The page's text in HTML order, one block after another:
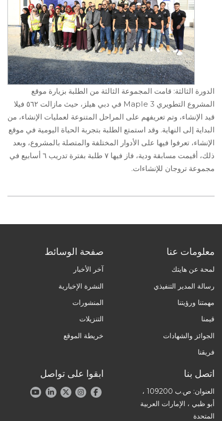
الدورة الثالثة: قامت المجموعة الثالثة من الطلبة بزيارة موقع
المشروع التطويري Maple 3
في دبي هيلز، حيث مازالت ٥٦٢ فيلا
قيد الإنشاء، وتم تعريفهم على المراحل المتنوعة لعمليات الإنشاء، من
البداية إلى النهاية. وقد استمتع الطلبة بتجربة الحياة اليومية في موقع
الإنشاء، تعرفوا فيها على الأدوار المختلفة والمتصلة بالمشروع، وبعد
ذلك، أقيمت مسابقة ودية، فاز فيها ٧ طلبة بفترة تدريب ٦ أسابيع في
مجموعة تروجان للإنشاءات.
معلومات عنا
لمحة عن هايتك
رسالة المدير التنفيذي
مهمتنا ورؤيتنا
قيمنا
الجوائز والشهادات
فريقنا
صفحة الوسائط
آخر الأخبار
النشرة الإخبارية
المنشورات
التنزيلات
خريطة الموقع
اتصل بنا
العنوان: ص.ب 109200 ،
أبو ظبي ، الإمارات العربية
المتحدة
ابقوا على تواصل